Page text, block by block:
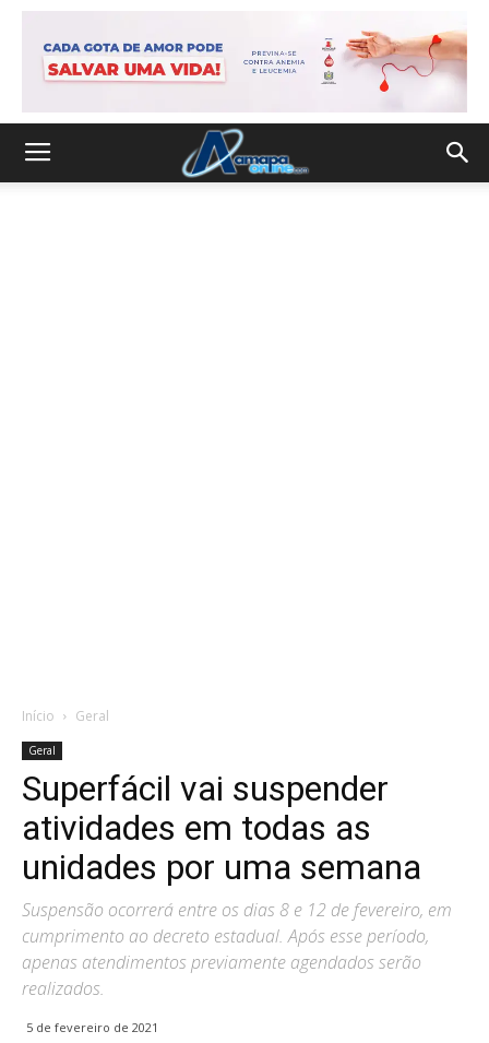
Início Geral
Geral
Superfácil vai suspender
atividades em todas as
unidades por uma semana
Suspensão ocorrerá entre os dias 8 e 12 de fevereiro, em
cumprimento ao decreto estadual. Após esse período,
apenas atendimentos previamente agendados serão
realizados.
5 de fevereiro de 2021